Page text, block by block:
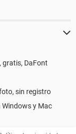
gratis, DaFont
sin registro
Windows y Mac